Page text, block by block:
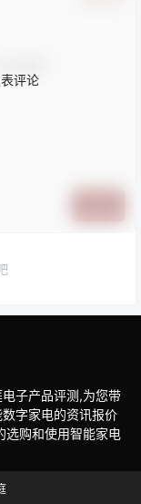
评论
子产品评测,为您带
字家电的资讯报价
选购和使用智能家电